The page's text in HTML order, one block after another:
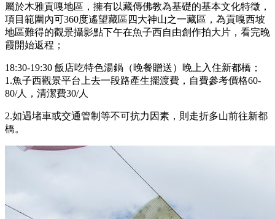
屬於木雅貢嘎地區，擁有以藏傳佛教為基礎的基本文化特徵，
項目範圍內可360度遙望藏區四大神山之一藏區，為貢嘎西坡
地區難得的觀景攝影點下午在魚子西自由創作拍大片，看完晚
霞開始返程；
18:30-19:30 飯店吃特色湯鍋（晚餐贈送）晚上入住新都橋；
1.魚子西觀景平台上去一段路產生擺渡費，自費參考價格60-
80/人，清潔費30/人
2.如遇堵車或交通管制等不可抗力因素，則走折多山前往新都
橋。